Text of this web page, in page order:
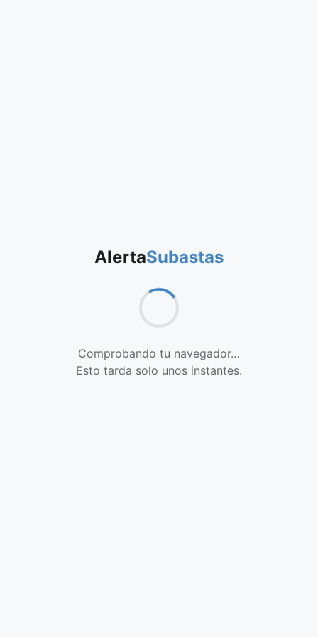
AlertaSubastas
Comprobando tu navegador…
Esto tarda solo unos instantes.